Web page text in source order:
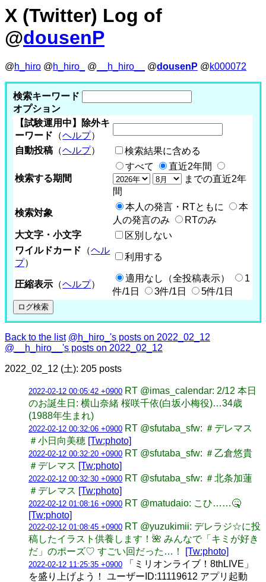
X (Twitter) Log of
@dousenP
@h_hiro @h_hiro_ @ __h_hiro__ @dousenP @k000072
検索キーワード
オプション
【試験運用中】除外キ
ーワード （ヘルプ）
自動投稿 （ヘルプ） 検索結果に含める
検索する期間
すべて
直近2年間
までの直近2年
間
検索対象
本人の発言・RTともに
本
人の発言のみ
RTのみ
大文字・小文字
区別しない
ワイルドカード （ヘル
プ）
利用する
圧縮表示 （ヘルプ）
適用なし（全投稿表示）
1
件/1日
3件/1日 5件/1日
Back to the list @h_hiro_'s posts on 2022_02_12
@__h_hiro__'s posts on 2022_02_12
2022_02_12 (土): 205 posts
2022-02-12 00:05:42 +0900 RT @imas_calendar: 2/12 本日
のお誕生日: 横山奈緒 桜咲千依(白坂小梅役)…34歳
(1988年生まれ)
2022-02-12 00:32:06 +0900 RT @sfutaba_sfw: ＃デレマス
＃小日向美穂 [Tw:photo]
2022-02-12 00:32:20 +0900 RT @sfutaba_sfw: ＃乙倉悠貴
＃デレマス [Tw:photo]
2022-02-12 00:32:30 +0900 RT @sfutaba_sfw: ＃北条加蓮
＃デレマス [Tw:photo]
2022-02-12 01:08:16 +0900 RT @matudaio: こひ……🤒
[Tw:photo]
2022-02-12 01:08:45 +0900 RT @yuzukimii: デレラジ☆に投
稿したイラスト供養します！🌺 みんなで「キミが好き
だ」のポーズ♡ すごい回だった…！
[Tw:photo]
2022-02-12 11:25:35 +0900 「ミリオンライブ！8thLIVE」
を盛り上げよう！ ユーザーID:11119612 アプリ起動